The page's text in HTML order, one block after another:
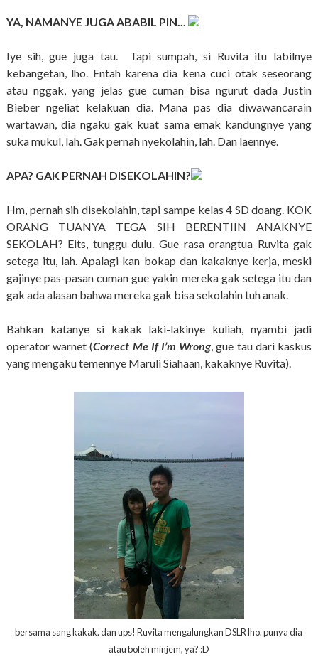
YA, NAMANYE JUGA ABABIL PIN...
Iye sih, gue juga tau. Tapi sumpah, si Ruvita itu labilnye
kebangetan, lho. Entah karena dia kena cuci otak seseorang
atau nggak, yang jelas gue cuman bisa ngurut dada Justin
Bieber ngeliat kelakuan dia. Mana pas dia diwawancarain
wartawan, dia ngaku gak kuat sama emak kandungnye yang
suka mukul, lah. Gak pernah nyekolahin, lah. Dan laennye.
APA? GAK PERNAH DISEKOLAHIN?
Hm, pernah sih disekolahin, tapi sampe kelas 4 SD doang. KOK
ORANG TUANYA TEGA SIH BERENTIIN ANAKNYE
SEKOLAH? Eits, tunggu dulu. Gue rasa orangtua Ruvita gak
setega itu, lah. Apalagi kan bokap dan kakaknye kerja, meski
gajinye pas-pasan cuman gue yakin mereka gak setega itu dan
gak ada alasan bahwa mereka gak bisa sekolahin tuh anak.
Bahkan katanye si kakak laki-lakinye kuliah, nyambi jadi
operator warnet (Correct Me If I’m Wrong, gue tau dari kaskus
yang mengaku temennye Maruli Siahaan, kakaknye Ruvita).
bersama sang kakak. dan ups! Ruvita mengalungkan DSLR lho. punya dia
atau boleh minjem, ya? :D